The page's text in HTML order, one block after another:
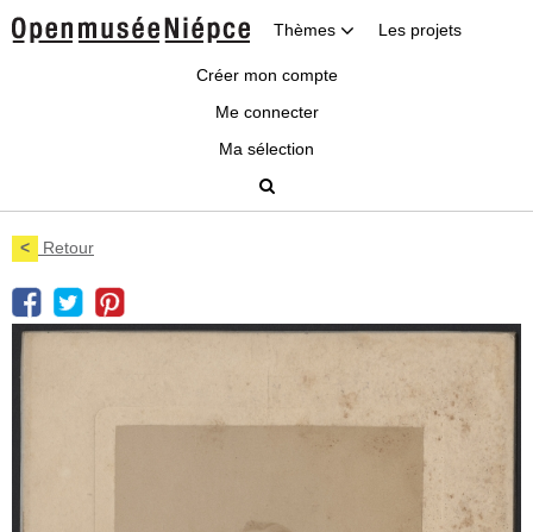
Thèmes Les projets
Créer mon compte
Me connecter
Ma sélection
< Retour